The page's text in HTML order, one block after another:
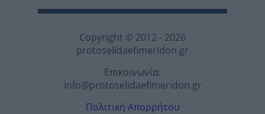
Copyright © 2012 - 2026
protoselidaefimeridon.gr
Επικοινωνία:
info@protoselidaefimeridon.gr
Πολιτική Απορρήτου